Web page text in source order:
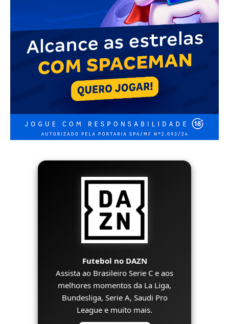
Futebol no DAZN
Assista ao Brasileiro Serie C e aos
melhores momentos da La Liga,
Bundesliga, Serie A, Saudi Pro
League e muito mais.